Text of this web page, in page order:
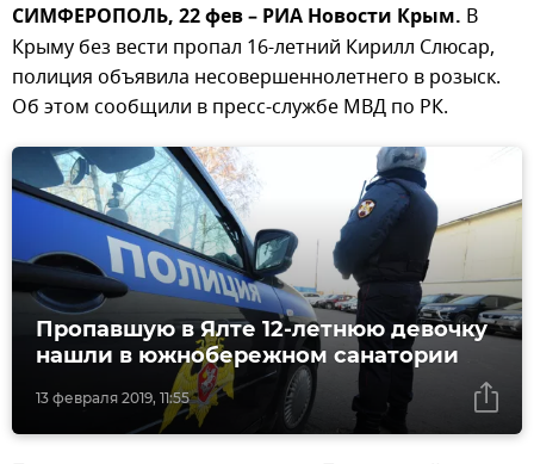
СИМФЕРОПОЛЬ, 22 фев – РИА Новости Крым. В
Крыму без вести пропал 16-летний Кирилл Слюсар,
полиция объявила несовершеннолетнего в розыск.
Об этом сообщили в пресс-службе МВД по РК.
13 февраля 2019, 11:55
Пропавшую в Ялте 12-летнюю девочку
нашли в южнобережном санатории